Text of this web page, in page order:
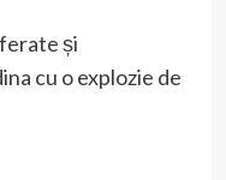
și
cu o explozie de